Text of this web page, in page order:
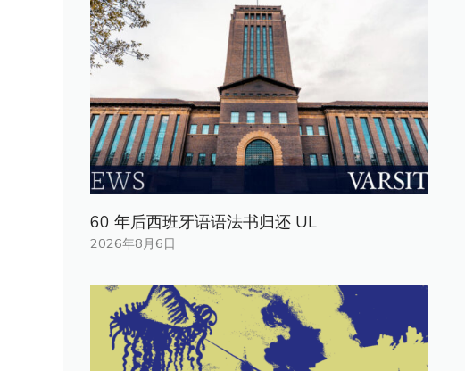
60 年后西班牙语语法书归还 UL
2026年8月6日